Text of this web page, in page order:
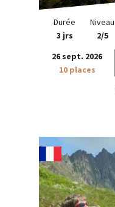
Durée
3 jrs
Niveau
2/5
26 sept. 2026
10 places